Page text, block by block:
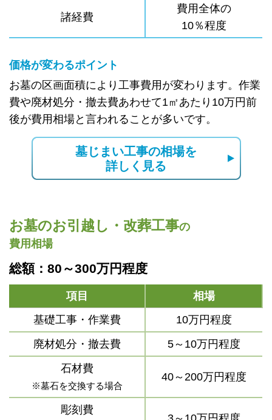
諸経費
費用全体の
10％程度
価格が変わるポイント
お墓の区画面積により工事費用が変わります。作業
費や廃材処分・撤去費あわせて1㎡あたり10万円前
後が費用相場と言われることが多いです。
墓じまい工事の相場を
詳しく見る
お墓のお引越し・改葬工事の
費用相場
総額：80～300万円程度
項目
相場
基礎工事・作業費
10万円程度
廃材処分・撤去費
5～10万円程度
石材費
※墓石を交換する場合
40～200万円程度
彫刻費